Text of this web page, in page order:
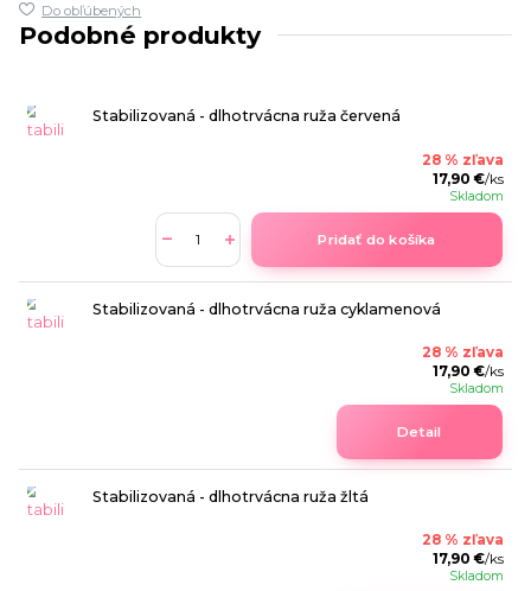
Do obľúbených
Podobné produkty
Stabilizovaná - dlhotrvácna ruža červená
28 % zľava
17,90 €/ks
Skladom
Pridať do košíka
Stabilizovaná - dlhotrvácna ruža cyklamenová
28 % zľava
17,90 €/ks
Skladom
Detail
Stabilizovaná - dlhotrvácna ruža žltá
28 % zľava
17,90 €/ks
Skladom